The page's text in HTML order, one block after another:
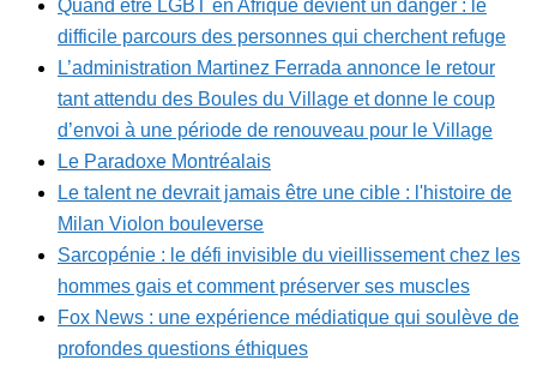
Quand être LGBT en Afrique devient un danger : le
difficile parcours des personnes qui cherchent refuge
L’administration Martinez Ferrada annonce le retour
tant attendu des Boules du Village et donne le coup
d’envoi à une période de renouveau pour le Village
Le Paradoxe Montréalais
Le talent ne devrait jamais être une cible : l'histoire de
Milan Violon bouleverse
Sarcopénie : le défi invisible du vieillissement chez les
hommes gais et comment préserver ses muscles
Fox News : une expérience médiatique qui soulève de
profondes questions éthiques